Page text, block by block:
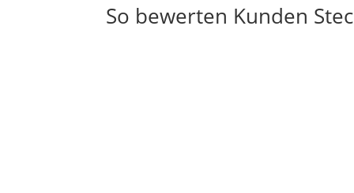
So bewerten Kunden